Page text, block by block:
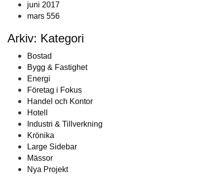
juni 2017
mars 556
Arkiv: Kategori
Bostad
Bygg & Fastighet
Energi
Företag i Fokus
Handel och Kontor
Hotell
Industri & Tillverkning
Krönika
Large Sidebar
Mässor
Nya Projekt